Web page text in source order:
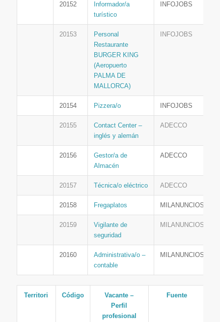
20152
Informador/a
turístico
INFOJOBS
20153
Personal
Restaurante
BURGER KING
(Aeropuerto
PALMA DE
MALLORCA)
INFOJOBS
20154 Pizzera/o INFOJOBS
20155
Contact Center –
inglés y alemán
ADECCO
20156
Gestor/a de
Almacén
ADECCO
20157 Técnica/o eléctrico ADECCO
20158 Fregaplatos MILANUNCIOS
20159
Vigilante de
seguridad
MILANUNCIOS
20160
Administrativa/o –
contable
MILANUNCIOS
Territori Código
Vacante –
Perfil
profesional
Fuente